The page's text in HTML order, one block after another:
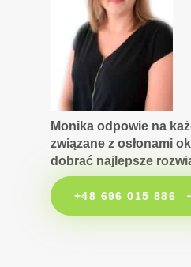
Monika odpowie na
związane z osłonami
dobrać najlepsze
+48 696 015 886